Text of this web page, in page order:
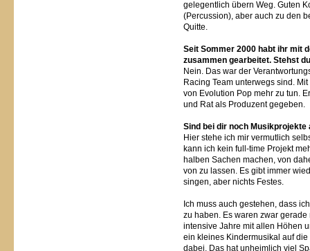
gelegentlich übern Weg. Guten
(Percussion), aber auch zu den
Quitte.
Seit Sommer 2000 habt ihr mit
zusammen gearbeitet. Stehst
Nein. Das war der
Racing Team unterwegs sind.
von Evolution Pop mehr zu tun.
und Rat als Produzent gegeben.
Sind bei dir noch Musikprojekte
Hier stehe ich mir vermutlich
kann ich kein full-time Projekt
halben Sachen machen, von
von zu lassen. Es gibt immer
singen, aber nichts Festes.
Ich muss auch gestehen, dass
zu haben. Es waren zwar
intensive Jahre mit allen Höhen
ein kleines Kindermusikal auf
dabei. Das hat unheimlich viel